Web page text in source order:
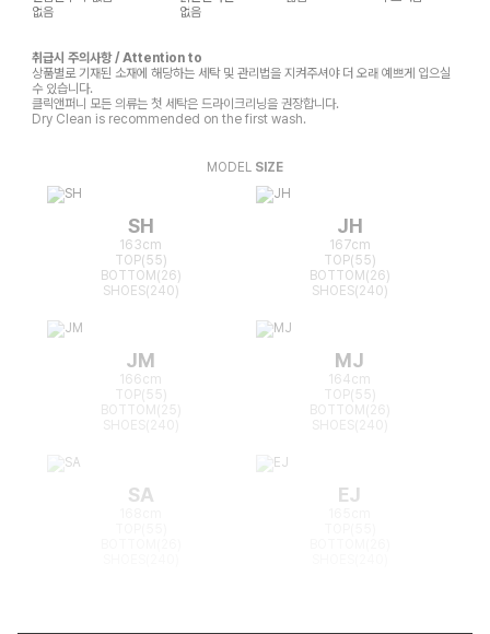
없음
없음
취급시 주의사항 / Attention to
상품별로 기재된 소재에 해당하는 세탁 및 관리법을 지켜주셔야 더 오래 예쁘게 입으실
수 있습니다.
클릭앤퍼니 모든 의류는 첫 세탁은 드라이크리닝을 권장합니다.
Dry Clean is recommended on the first wash.
MODEL SIZE
SH
163cm
TOP(55)
BOTTOM(26)
SHOES(240)
JH
167cm
TOP(55)
BOTTOM(26)
SHOES(240)
JM
166cm
TOP(55)
BOTTOM(25)
MJ
164cm
TOP(55)
BOTTOM(26)
SA EJ